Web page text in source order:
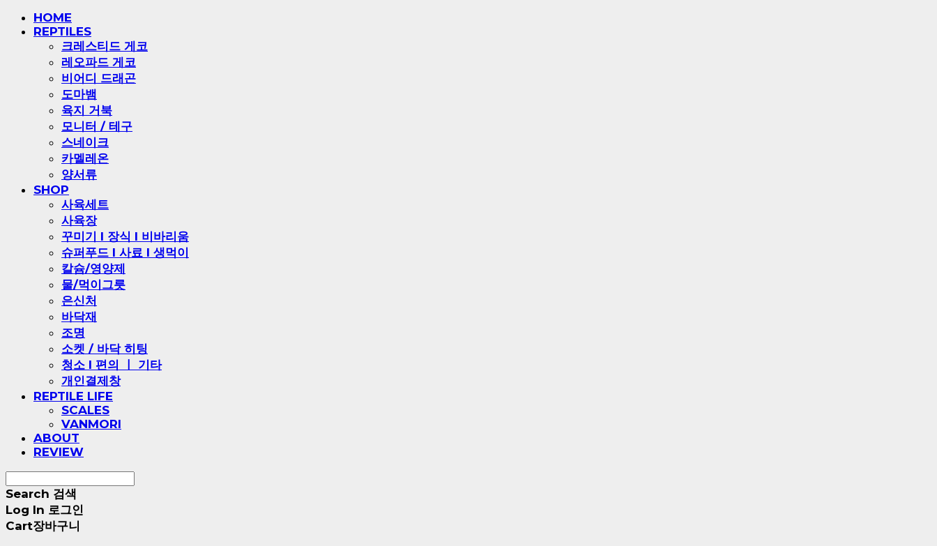
HOME
REPTILES
크레스티드 게코
레오파드 게코
비어디 드래곤
도마뱀
육지 거북
모니터 / 테구
스네이크
카멜레온
양서류
SHOP
사육세트
사육장
꾸미기 l 장식 l 비바리움
슈퍼푸드 l 사료 l 생먹이
칼슘/영양제
물/먹이그릇
은신처
바닥재
조명
소켓 / 바닥 히팅
청소 l 편의 ㅣ 기타
개인결제창
REPTILE LIFE
SCALES
VANMORI
ABOUT
REVIEW
Search 검색
Log In 로그인
Cart장바구니